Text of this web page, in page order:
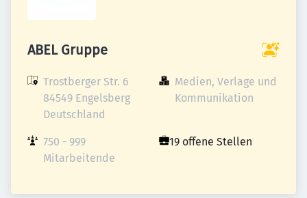
ABEL Gruppe
Trostberger Str. 6
84549 Engelsberg
Deutschland
Medien, Verlage und
Kommunikation
750 - 999
Mitarbeitende
19 offene Stellen